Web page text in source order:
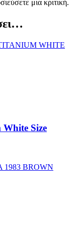
μια κριτική.
Size